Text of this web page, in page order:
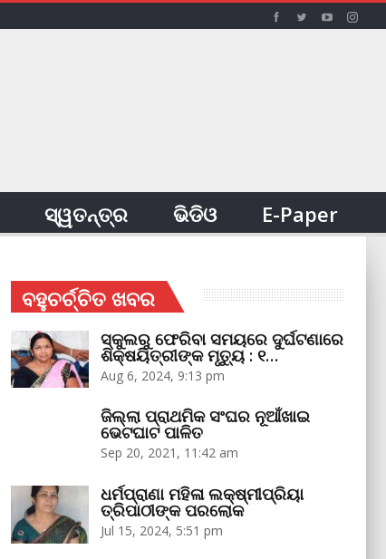
ସ୍ୱତନ୍ତ୍ର ଭିଡିଓ E-Paper
ବହୁଚର୍ଚ୍ଚିତ ଖବର
ସ୍କୁଲରୁ ଫେରିବା ସମୟରେ ଦୁର୍ଘଟଣାରେ
ଶିକ୍ଷୟିତ୍ରୀଙ୍କ ମୃତ୍ୟୁ : ୧…
Aug 6, 2024, 9:13 pm
ଜିଲ୍ଲା ପ୍ରାଥମିକ ସଂଘର ନୂଆଁଖାଇ
ଭେଟଘାଟ ପାଳିତ
Sep 20, 2021, 11:42 am
ଧର୍ମପ୍ରାଣା ମହିଳା ଲକ୍ଷ୍ମୀପ୍ରିୟା
ତ୍ରିପାଠୀଙ୍କ ପରଲୋକ
Jul 15, 2024, 5:51 pm